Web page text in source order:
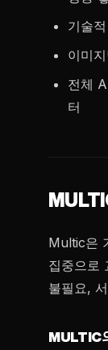
기술
이미
전체
터
Multic은
집중으로
불필요,
MULTIC